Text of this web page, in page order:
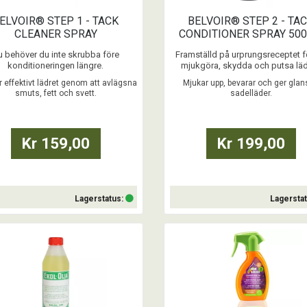
STEP 1 - TACK
CLEANER SPRAY
behöver du inte skrubba före
konditioneringen längre.
lyfter försiktigt bort ingrodd fett,
och smuts för att sedan lätt torkas
De rengörande ingredienserna i
Läderrengöring tar bort alla fo ...
effektivt lädret genom att avlägsna
smuts, fett och svett.
Kr 159,00
Lagerstatus:
Köp
BELVOIR® STEP 2 -
CONDITIONER SPRAY
Framställd på urprungsreceptet
mjukgöra, skydda och putsa
En ren och naturlig
baserad på glycerin och
regelbunden och enkel
mot salt, smuts, fett och
Mjukar upp, bevarar och ger
sadelläder.
Kr 199,00
Köp